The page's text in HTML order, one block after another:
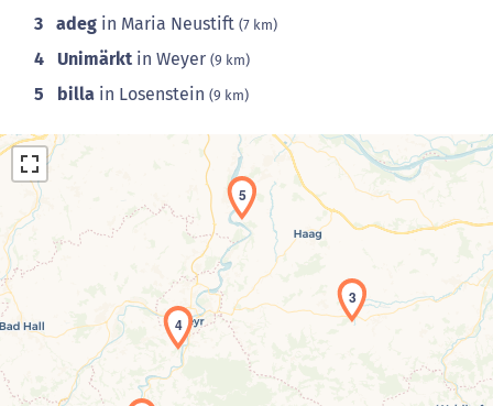
3 adeg in Maria Neustift (7 km)
4 Unimärkt in Weyer (9 km)
5 billa in Losenstein (9 km)
Laden der Karte...
3
4
5